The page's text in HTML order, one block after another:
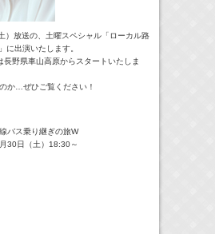
）放送の、土曜スペシャル「ローカル路
に出演いたします。
長野県車山高原からスタートいたしま
か…ぜひご覧ください！
バス乗り継ぎの旅W
30日（土）18:30～